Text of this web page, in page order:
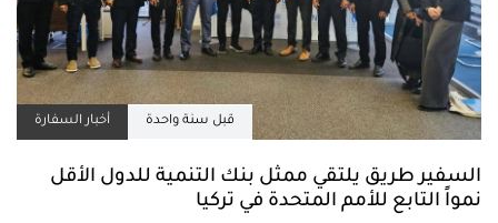
قبل سنة واحدة أخبار السفارة
السفير طريق يلتقي ممثل بنك التنمية للدول الأقل
نمواً التابع للأمم المتحدة في تركيا